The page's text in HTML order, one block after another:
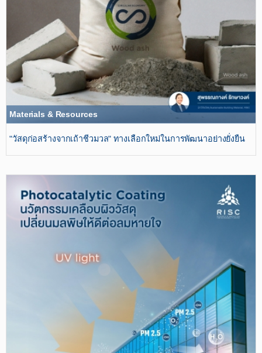
Materials & Resources
"วัสดุก่อสร้างจากเถ้าชีวมวล" ทางเลือกใหม่ในการพัฒนาอย่างยั่งยืน